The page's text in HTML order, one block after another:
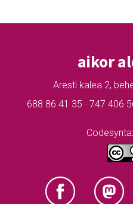
aikor
Aresti kalea 2,
688 86 41 35 · 747 406